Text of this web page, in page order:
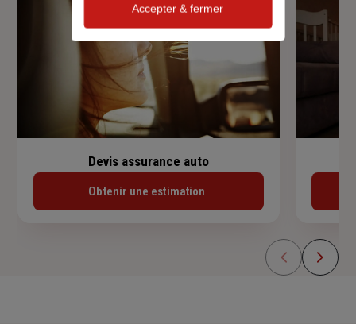
Devis assurance auto
Obtenir une estimation
Accepter & fermer